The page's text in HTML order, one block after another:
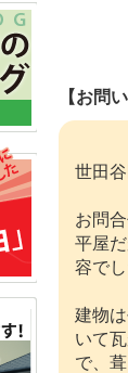
【お問
世田
お問
平屋
容でし
建物
いて
で、